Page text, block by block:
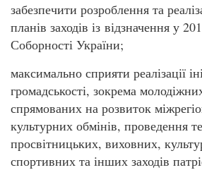
забезпечити розроблення та
планів заходів із відзначення у
Соборності України;
максимально сприяти реалізації
громадськості, зокрема
спрямованих на розвиток
культурних обмінів, проведення
просвітницьких, виховних,
спортивних та інших заходів